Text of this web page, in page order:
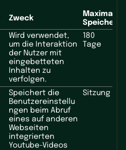
Zweck
Maximale
Wird verwendet,
um die Interaktion
der Nutzer mit
eingebetteten
Inhalten zu
verfolgen.
180
Tage
Speichert die
Benutzereinstellu
ngen beim Abruf
eines auf anderen
Webseiten
integrierten
Youtube-Videos
Sitzung